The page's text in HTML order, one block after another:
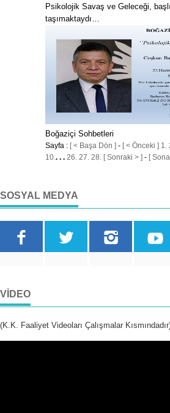
Psikolojik Savaş ve Geleceği,
taşımaktaydı…
Boğaziçi Sohbetleri
Sayfa : [ < Başa Dön ] - [ < Önceki ] 1.
10.. . . 26. 27. 28. [ Sonraki > ] - [
SOSYAL MEDYA
VIDEO
(K.K. Faaliyet Videoları Çalışmalar